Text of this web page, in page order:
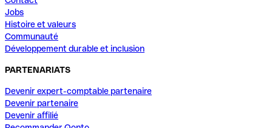
Jobs
Histoire et valeurs
Communauté
Développement durable et inclusion
PARTENARIATS
Devenir expert-comptable partenaire
Devenir partenaire
Devenir affilié